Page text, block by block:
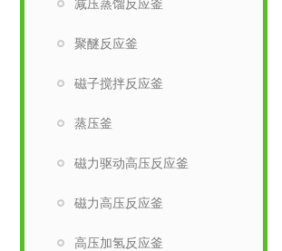
减压蒸馏反应釜
聚醚反应釜
磁子搅拌反应釜
蒸压釜
磁力驱动高压反应釜
磁力高压反应釜
高压加氢反应釜